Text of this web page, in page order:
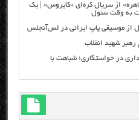
از سریال کره‌ای «کایروس» | یک
به وقت سئول
از موسیقی پاپ ایرانی در لس‌آنجلس
در خواستگاری؛ شباهت با